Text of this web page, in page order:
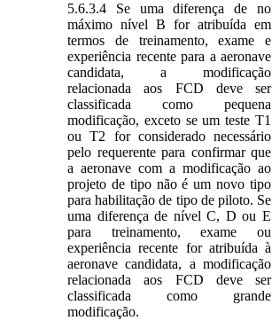
5.6.3.4 Se uma diferença de no
máximo nível B for atribuída em
termos de treinamento, exame e
experiência recente para a aeronave
candidata, a modificação
relacionada aos FCD deve ser
classificada como pequena
modificação, exceto se um teste T1
ou T2 for considerado necessário
pelo requerente para confirmar que
a aeronave com a modificação ao
projeto de tipo não é um novo tipo
para habilitação de tipo de piloto. Se
uma diferença de nível C, D ou E
para treinamento, exame ou
experiência recente for atribuída à
aeronave candidata, a modificação
relacionada aos FCD deve ser
classificada como grande
modificação.